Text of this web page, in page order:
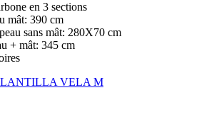
en 3 sections
mât: 390 cm
sans mât: 280X70 cm
+ mât: 345 cm
VELA M